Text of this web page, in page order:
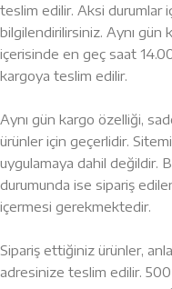
teslim edilir. Aksi durumlar
bilgilendirilirsiniz. Aynı gün
içerisinde en geç saat
kargoya teslim edilir.
Aynı gün kargo özelliği,
ürünler için geçerlidir.
uygulamaya dahil değildir.
durumunda ise sipariş
içermesi gerekmektedir.
Sipariş ettiğiniz ürünler,
adresinize teslim edilir.